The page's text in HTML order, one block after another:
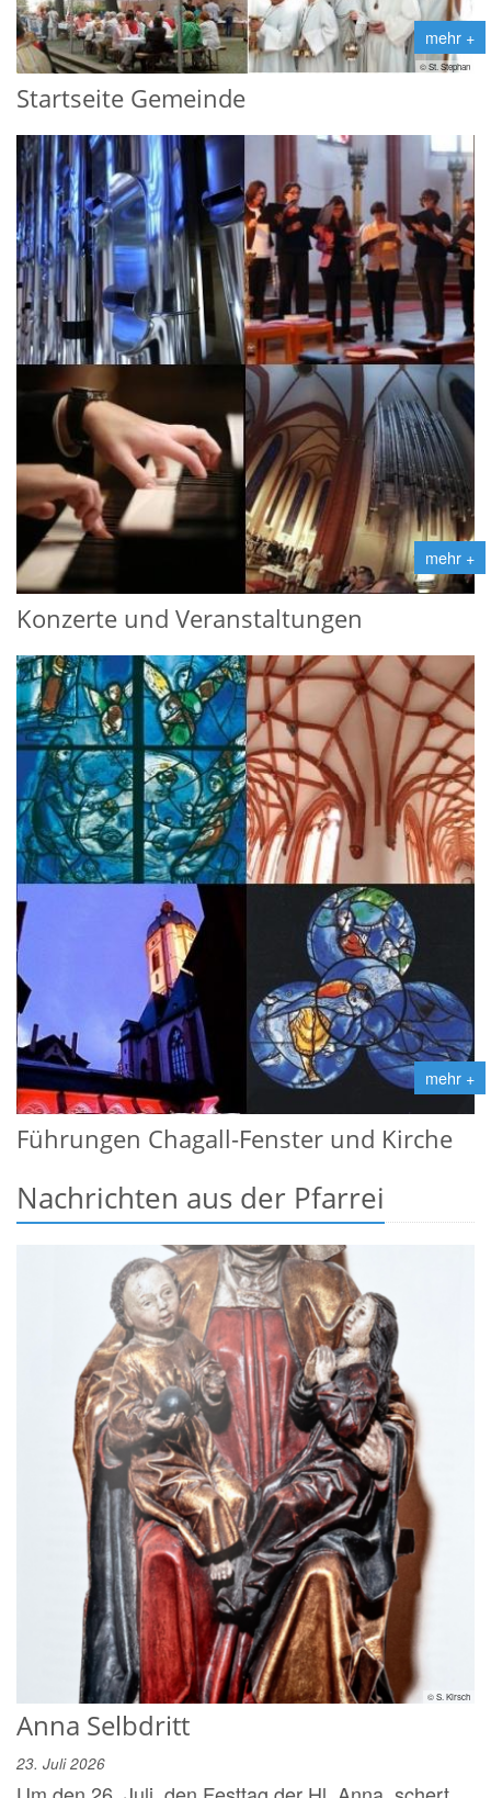
mehr +
© St. Stephan
Startseite Gemeinde
mehr +
Konzerte und Veranstaltungen
mehr +
Führungen Chagall-Fenster und Kirche
Nachrichten aus der Pfarrei
© S. Kirsch
Anna Selbdritt
23. Juli 2026